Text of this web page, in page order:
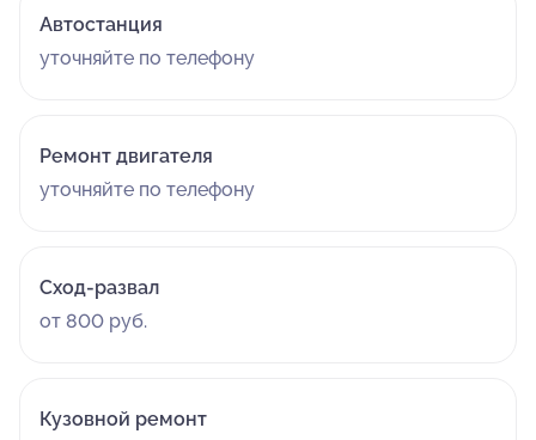
Автостанция
уточняйте по телефону
Ремонт двигателя
уточняйте по телефону
Сход-развал
от 800 руб.
Кузовной ремонт